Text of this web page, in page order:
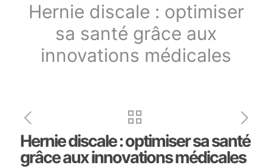
Hernie discale : optimiser
sa santé grâce aux
innovations médicales
Hernie discale : optimiser sa santé
grâce aux innovations médicales